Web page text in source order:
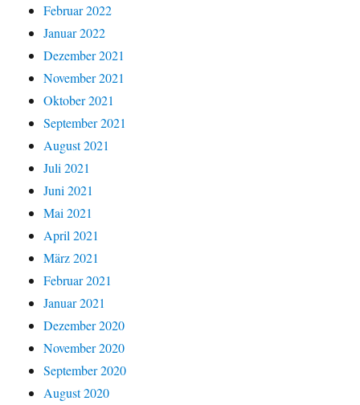
Februar 2022
Januar 2022
Dezember 2021
November 2021
Oktober 2021
September 2021
August 2021
Juli 2021
Juni 2021
Mai 2021
April 2021
März 2021
Februar 2021
Januar 2021
Dezember 2020
November 2020
September 2020
August 2020